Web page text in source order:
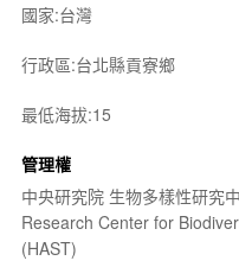
國家:台灣
行政區:台北縣貢寮鄉
最低海拔:15
管理權
中央研究院 生物多樣性研究
Research Center for
(HAST)